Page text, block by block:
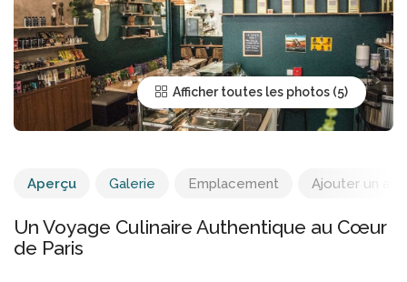
Afficher toutes les photos
Aperçu Galerie Emplacement Ajouter un avis
Un Voyage Culinaire Authentique au Cœur
de Paris